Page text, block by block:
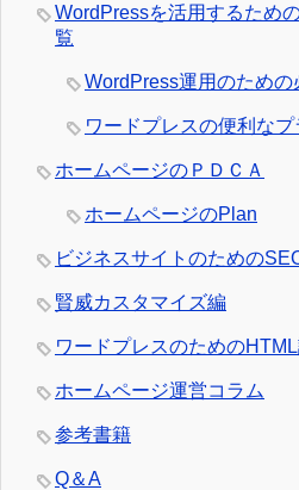
WordPressを活用するため
覧
WordPress運用のための
ワードプレスの便利な
ホームページのＰＤＣＡ
ホームページのPlan
ビジネスサイトのための
賢威カスタマイズ編
ワードプレスのための
ホームページ運営コラム
参考書籍
Q＆A